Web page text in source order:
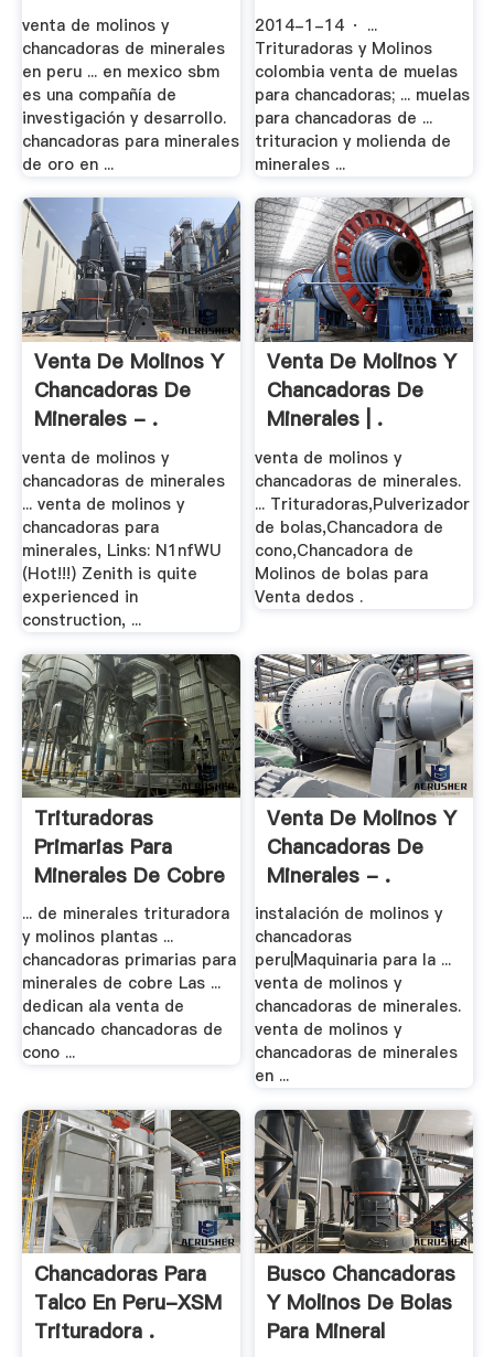
venta de molinos y
chancadoras de minerales
en peru ... en mexico sbm
es una compañía de
investigación y desarrollo.
chancadoras para minerales
de oro en ...
2014-1-14 · ...
Trituradoras y Molinos
colombia venta de muelas
para chancadoras; ... muelas
para chancadoras de ...
trituracion y molienda de
minerales ...
Venta De Molinos Y
Chancadoras De
Minerales - .
venta de molinos y
chancadoras de minerales
... venta de molinos y
chancadoras para
minerales, Links: N1nfWU
(Hot!!!) Zenith is quite
experienced in
construction, ...
Venta De Molinos Y
Chancadoras De
Minerales | .
venta de molinos y
chancadoras de minerales.
... Trituradoras,Pulverizador
de bolas,Chancadora de
cono,Chancadora de
Molinos de bolas para
Venta dedos .
Trituradoras
Primarias Para
Minerales De Cobre
- .
... de minerales trituradora
y molinos plantas ...
chancadoras primarias para
minerales de cobre Las ...
dedican ala venta de
chancado chancadoras de
cono ...
Venta De Molinos Y
Chancadoras De
Minerales - .
instalación de molinos y
chancadoras
peru|Maquinaria para la ...
venta de molinos y
chancadoras de minerales.
venta de molinos y
chancadoras de minerales
en ...
Chancadoras Para
Talco En Peru-XSM
Trituradora .
Busco Chancadoras
Y Molinos De Bolas
Para Mineral